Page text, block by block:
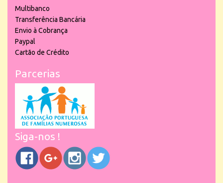
Multibanco
Transferência Bancária
Envio à Cobrança
Paypal
Cartão de Crédito
Parcerias
Siga-nos !